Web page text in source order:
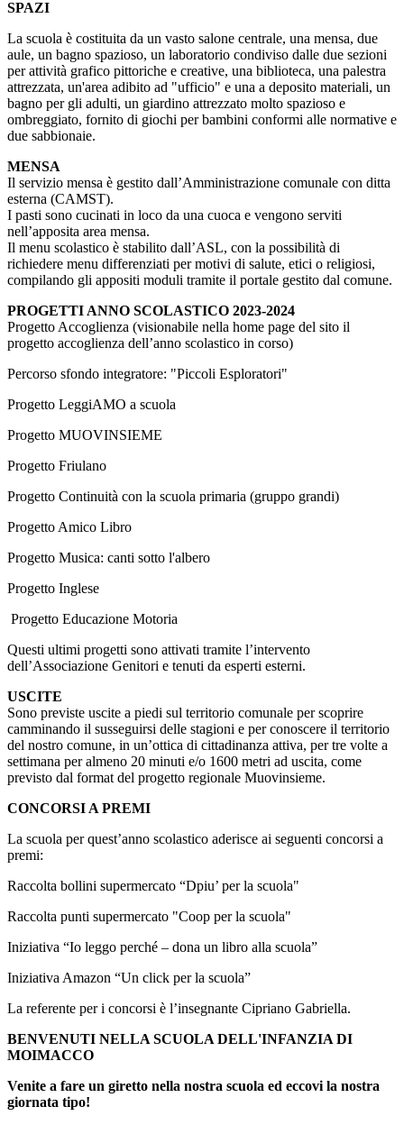
SPAZI
La scuola è costituita da un vasto salone centrale, una mensa, due
aule, un bagno spazioso, un laboratorio condiviso dalle due sezioni
per attività grafico pittoriche e creative, una biblioteca, una palestra
attrezzata, un'area adibito ad "ufficio" e una a deposito materiali, un
bagno per gli adulti, un giardino attrezzato molto spazioso e
ombreggiato, fornito di giochi per bambini conformi alle normative e
due sabbionaie.
MENSA
Il servizio mensa è gestito dall’Amministrazione comunale con ditta
esterna (CAMST).
I pasti sono cucinati in loco da una cuoca e vengono serviti
nell’apposita area mensa.
Il menu scolastico è stabilito dall’ASL, con la possibilità di
richiedere menu differenziati per motivi di salute, etici o religiosi,
compilando gli appositi moduli tramite il portale gestito dal comune.
PROGETTI ANNO SCOLASTICO 2023-2024
Progetto Accoglienza (visionabile nella home page del sito il
progetto accoglienza dell’anno scolastico in corso)
Percorso sfondo integratore: "Piccoli Esploratori"
Progetto LeggiAMO a scuola
Progetto MUOVINSIEME
Progetto Friulano
Progetto Continuità con la scuola primaria (gruppo grandi)
Progetto Amico Libro
Progetto Musica: canti sotto l'albero
Progetto Inglese
Progetto Educazione Motoria
Questi ultimi progetti sono attivati tramite l’intervento
dell’Associazione Genitori e tenuti da esperti esterni.
USCITE
Sono previste uscite a piedi sul territorio comunale per scoprire
camminando il susseguirsi delle stagioni e per conoscere il territorio
del nostro comune, in un’ottica di cittadinanza attiva, per tre volte a
settimana per almeno 20 minuti e/o 1600 metri ad uscita, come
previsto dal format del progetto regionale Muovinsieme.
CONCORSI A PREMI
La scuola per quest’anno scolastico aderisce ai seguenti concorsi a
premi:
Raccolta bollini supermercato “Dpiu’ per la scuola"
Raccolta punti supermercato "Coop per la scuola"
Iniziativa “Io leggo perché – dona un libro alla scuola”
Iniziativa Amazon “Un click per la scuola”
La referente per i concorsi è l’insegnante Cipriano Gabriella.
BENVENUTI NELLA SCUOLA DELL'INFANZIA DI
MOIMACCO
Venite a fare un giretto nella nostra scuola ed eccovi la nostra
giornata tipo!